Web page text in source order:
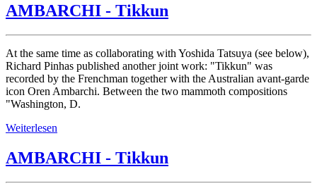
AMBARCHI - Tikkun
At the same time as collaborating with Yoshida Tatsuya (see below),
Richard Pinhas published another joint work: "Tikkun" was
recorded by the Frenchman together with the Australian avant-garde
icon Oren Ambarchi. Between the two mammoth compositions
"Washington, D.
Weiterlesen
AMBARCHI - Tikkun